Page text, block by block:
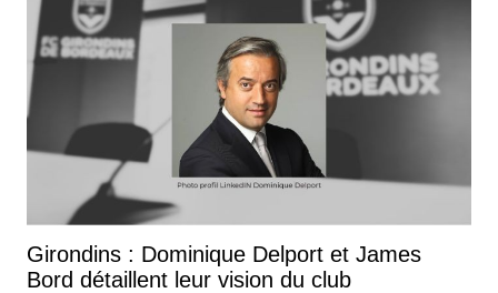
Girondins : Dominique Delport et James
Bord détaillent leur vision du club